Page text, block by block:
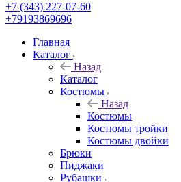
+7 (343) 227-07-60
+79193869696
Главная
Каталог
Назад
Каталог
Костюмы
Назад
Костюмы
Костюмы тройки
Костюмы двойки
Брюки
Пиджаки
Рубашки